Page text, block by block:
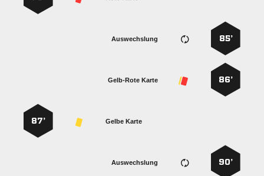
85’
Auswechslung
86’
Gelb-Rote Karte
Gelbe Karte
87’
90’
Auswechslung